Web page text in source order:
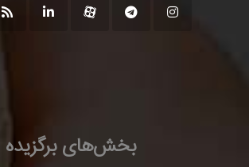
بخش‌های برگزیده